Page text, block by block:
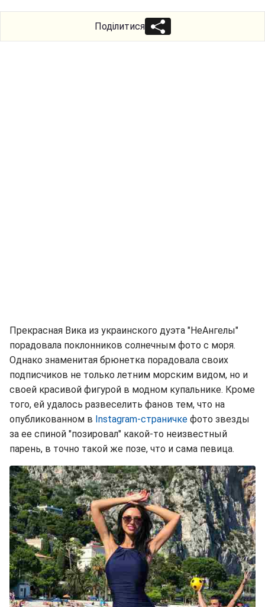
Поділитися
Прекрасная Вика из украинского дуэта "НеАнгелы"
порадовала поклонников солнечным фото с моря.
Однако знаменитая брюнетка порадовала своих
подписчиков не только летним морским видом, но и
своей красивой фигурой в модном купальнике. Кроме
того, ей удалось развеселить фанов тем, что на
опубликованном в Instagram-страничке фото звезды
за ее спиной "позировал" какой-то неизвестный
парень, в точно такой же позе, что и сама певица.